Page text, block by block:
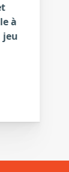
à
jeu